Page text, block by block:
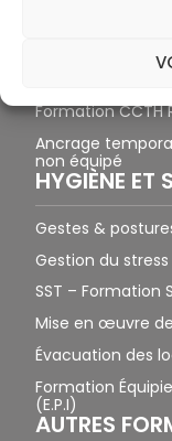
Formation CCTH
Ancrage
non équipé
HYGIÈNE ET
Gestes &
Gestion du stress
SST – Formation
Mise en œuvre
Évacuation des
Formation
(E.P.I)
AUTRES